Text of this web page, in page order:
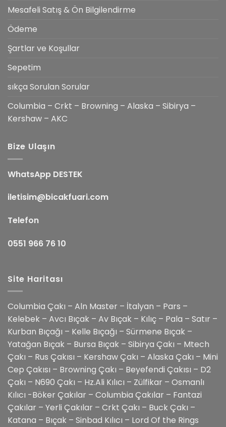
Mesafeli Satış & Ön Bilgilendirme
Ödeme
Şartlar ve Koşullar
Sepetim
sıkça Sorulan Sorular
Columbia – Crkt – Browning – Alaska – Sibirya –
Kershaw – AKC
Bize Ulaşın
WhatsApp DESTEK
iletisim@bicakfuari.com
Telefon
0551 966 76 10
Site Haritası
Columbia Çakı – Aln Master – İtalyan – Pars –
Kelebek – Avcı Bıçak – Av Bıçak – Kılıç – Pala – Satır –
Kurban Bıçağı – Kelle Bıçağı – Sürmene Bıçak –
Yatağan Bıçak – Bursa Bıçak – Sibirya Çakı – Mtech
Çakı – Rus Çakısı – Kershaw Çakı – Alaska Çakı – Mini
Cep Çakısı – Browning Çakı – Beyefendi Çakısı – D2
Çakı – N690 Çakı – Hz.Ali Kılıcı – Zülfikar – Osmanlı
Kılıcı -Böker Çakılar – Columbia Çakılar – Fantazi
Çakılar – Yerli Çakılar – Crkt Çakı – Buck Çakı –
Katana – Bıçak – Sinbad Kılıcı – Lord Of the Rings